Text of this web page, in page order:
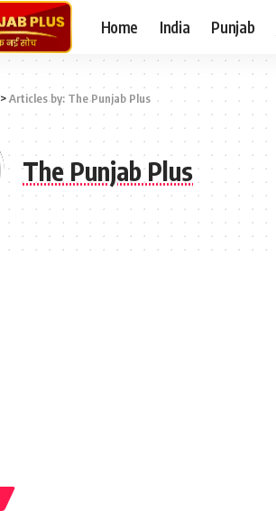
Home India Punjab
>Articles by: The Punjab Plus
The Punjab Plus